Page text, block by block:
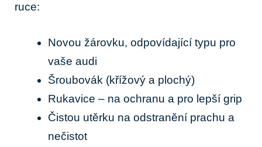
ruce:
Novou žárovku, odpovídající typu pro
vaše audi
Šroubovák (křížový a plochý)
Rukavice – na ochranu a pro lepší grip
Čistou utěrku na odstranění prachu a
nečistot